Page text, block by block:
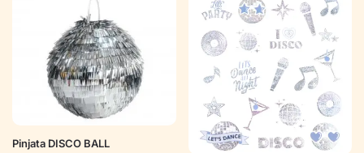
Pinjata DISCO BALL